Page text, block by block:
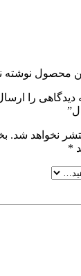
محصول
دیدگاهی را
نخواهد شد.
*